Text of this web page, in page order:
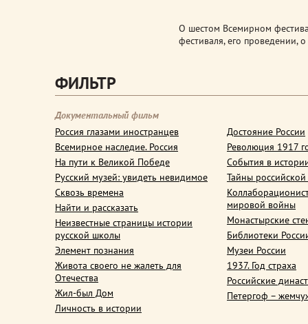
О шестом Всемирном
фестиваля, его проведении,
ФИЛЬТР
Документальный фильм
Россия глазами иностранцев
Всемирное наследие. Россия
На пути к Великой Победе
Русский музей: увидеть невидимое
Сквозь времена
Найти и рассказать
Неизвестные страницы истории
русской школы
Элемент познания
Живота своего не жалеть для
Отечества
Жил-был Дом
Личность в истории
Достояние России
Революция 1917
События в
Тайны
мировой войны
Монастырские
Библиотеки
Музеи России
1937. Год страха
Российские
Петергоф –